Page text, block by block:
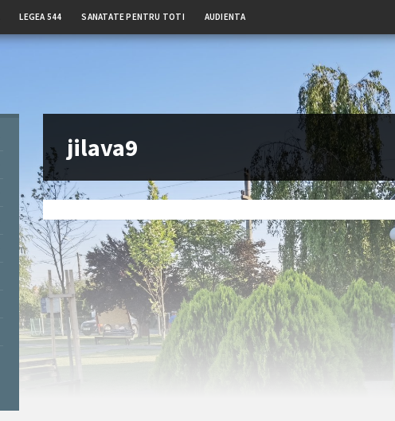
LEGEA 544 SANATATE PENTRU TOTI AUDIENTA
jilava9